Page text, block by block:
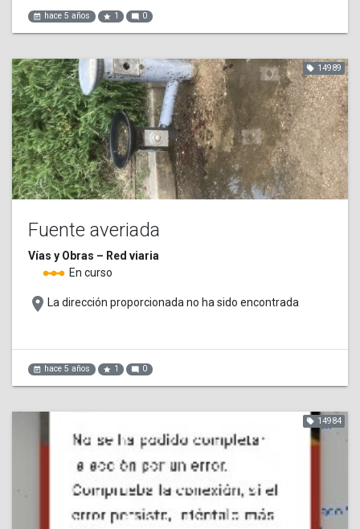
event_note hace 5 años star 1 mode_comment 0
Fuente averiada
Vías y Obras – Red viaria
linear_scale En curso
place La dirección proporcionada no ha sido encontrada
local_offer 14989
event_note hace 5 años star 1 mode_comment 0
local_offer 14984